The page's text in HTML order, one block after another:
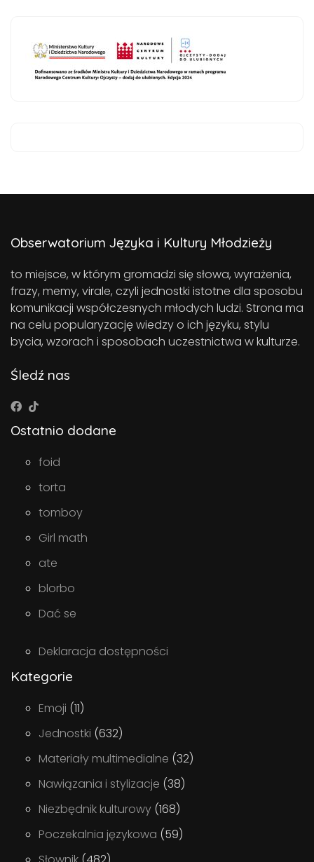
Obserwatorium Języka i Kultury Młodzieży
to miejsce, w którym gromadzi się słowa, wyrażenia,
frazy, memy, virale, czyli jednostki istotne dla sposobu
komunikacji współczesnych młodych ludzi. Strona ma
na celu popularyzację wiedzy o ich języku, stylu
bycia, wzorach i sposobach uczestnictwa w kulturze.
Śledź nas
Ostatnio dodane
foid
torta
tomboy
Girl math
ate
blorbo
Dać se
Deklaracja dostępności
Kategorie
Emoji (11)
Jednostki (632)
Materiały multimedialne (32)
Nawiązania i stylizacje (38)
Niezbędnik kulturowy (168)
Poczekalnia językowa (59)